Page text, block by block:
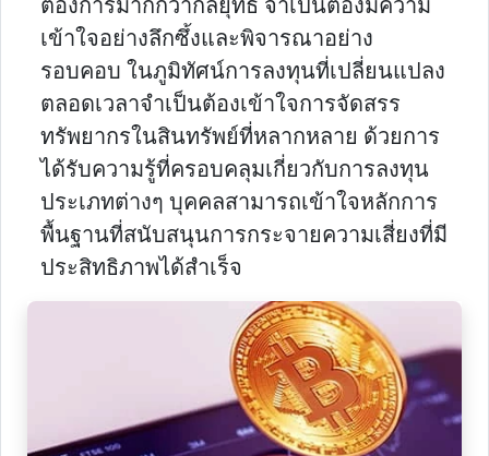
เข้าใจอย่างลึกซึ้งและพิจารณาอย่าง
รอบคอบ ในภูมิทัศน์การลงทุนที่เปลี่ยนแปลง
ตลอดเวลาจําเป็นต้องเข้าใจการจัดสรร
ทรัพยากรในสินทรัพย์ที่หลากหลาย ด้วยการ
ได้รับความรู้ที่ครอบคลุมเกี่ยวกับการลงทุน
ประเภทต่างๆ บุคคลสามารถเข้าใจหลักการ
พื้นฐานที่สนับสนุนการกระจายความเสี่ยงที่มี
ประสิทธิภาพได้สําเร็จ